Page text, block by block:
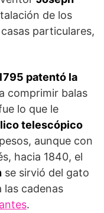
de los
particulares,
patentó la
comprimir balas
lo que le
telescópico
aunque con
hacia 1840, el
se sirvió del gato
las cadenas
.